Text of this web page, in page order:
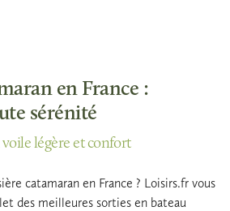
en France :
sérénité
voile légère et confort
catamaran en France ? Loisirs.fr vous
des meilleures sorties en bateau